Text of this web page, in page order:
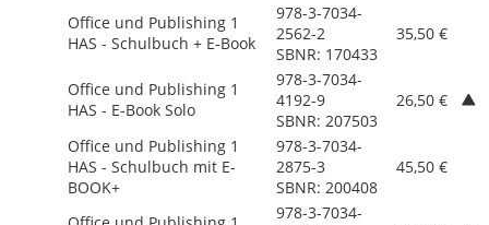
Office und Publishing 1
HAS - Schulbuch + E-Book
978-3-7034-
2562-2
SBNR: 170433
35,50 €
Office und Publishing 1
HAS - E-Book Solo
978-3-7034-
4192-9
SBNR: 207503
26,50 €
Office und Publishing 1
HAS - Schulbuch mit E-
BOOK+
978-3-7034-
2875-3
SBNR: 200408
45,50 €
978-3-7034-